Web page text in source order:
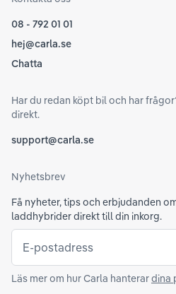
08 - 792 01 01
hej@carla.se
Chatta
Har du redan köpt bil och har
direkt.
support@carla.se
Nyhetsbrev
Få nyheter, tips och erbjudanden
laddhybrider direkt till din inkorg.
E-postadress
Läs mer om hur Carla hanterardina